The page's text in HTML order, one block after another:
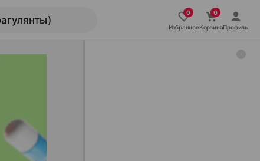
ИзбранноеКорзинаПрофиль